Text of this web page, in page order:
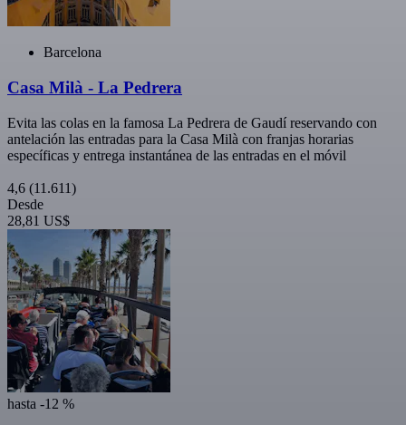
Barcelona
Casa Milà - La Pedrera
Evita las colas en la famosa La Pedrera de Gaudí reservando con
antelación las entradas para la Casa Milà con franjas horarias
específicas y entrega instantánea de las entradas en el móvil
4,6 (11.611)
Desde
28,81 US$
hasta -12 %